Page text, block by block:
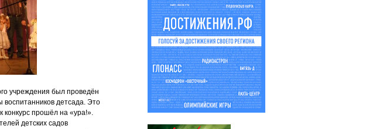
учреждения был проведён
воспитанников детсада. Это
конкурс прошёл на «ура!».
детских садов